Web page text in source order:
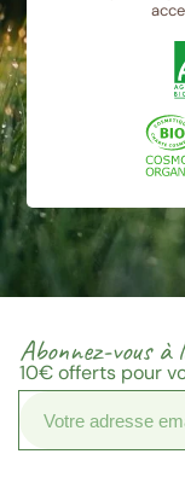
Abonnez-vous
10€offerts pour